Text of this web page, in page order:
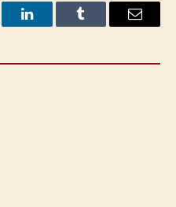
LinkedInTumblr Email